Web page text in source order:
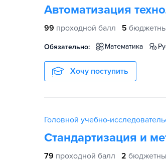
Автоматизация
99 проходной балл 5
Обязательно: математика
Хочу поступить
Головной учебно-
Стандартизация и
79 проходной балл 2